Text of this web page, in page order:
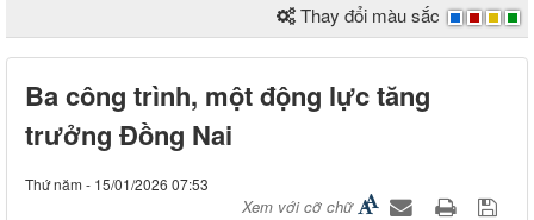
Thay đổi màu sắc
Ba công trình, một động lực tăng
trưởng Đồng Nai
Thứ năm - 15/01/2026 07:53
Xem với cỡ chữ